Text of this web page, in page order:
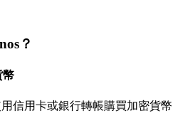
？
幣
信用卡或銀行轉帳購買加密貨幣